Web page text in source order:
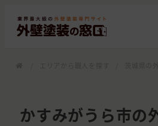
かすみがうら市の